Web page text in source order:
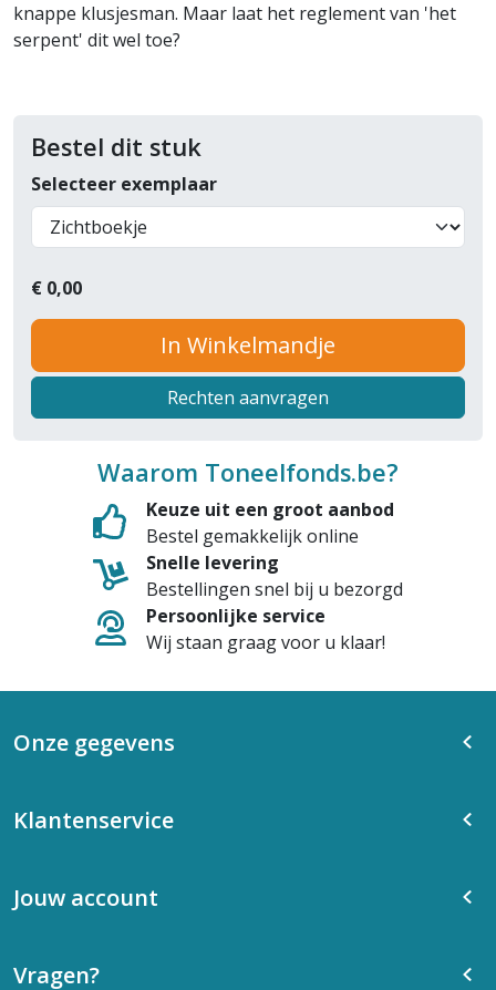
knappe klusjesman. Maar laat het reglement van 'het
serpent' dit wel toe?
Bestel dit stuk
Selecteer exemplaar
€ 0,00
In Winkelmandje
Rechten aanvragen
Waarom Toneelfonds.be?
Keuze uit een groot aanbod
Bestel gemakkelijk online
Snelle levering
Bestellingen snel bij u bezorgd
Persoonlijke service
Wij staan graag voor u klaar!
Onze gegevens
Klantenservice
Jouw account
Vragen?